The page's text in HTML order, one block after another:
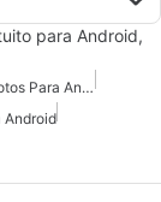
para Android,
Juego De Carreras De Motos Para Android
Android